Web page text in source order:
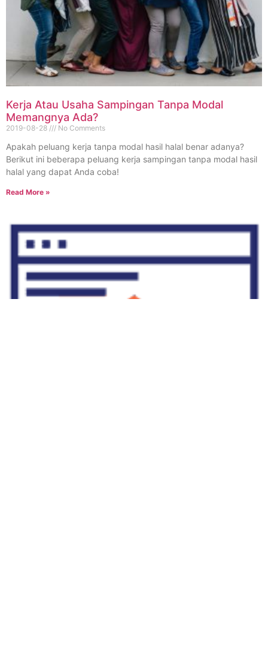
Kerja Atau Usaha Sampingan Tanpa Modal
Memangnya Ada?
2019-08-28 No Comments
Apakah peluang kerja tanpa modal hasil halal benar adanya?
Berikut ini beberapa peluang kerja sampingan tanpa modal hasil
halal yang dapat Anda coba!
Read More »